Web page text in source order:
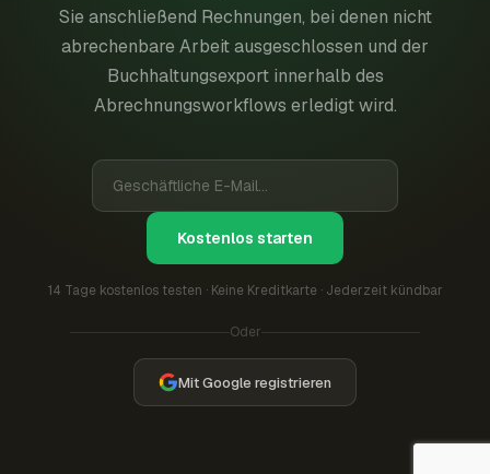
Sie anschließend Rechnungen, bei denen nicht
abrechenbare Arbeit ausgeschlossen und der
Buchhaltungsexport innerhalb des
Abrechnungsworkflows erledigt wird.
Kostenlos starten
14 Tage kostenlos testen · Keine Kreditkarte · Jederzeit kündbar
Oder
Mit Google registrieren